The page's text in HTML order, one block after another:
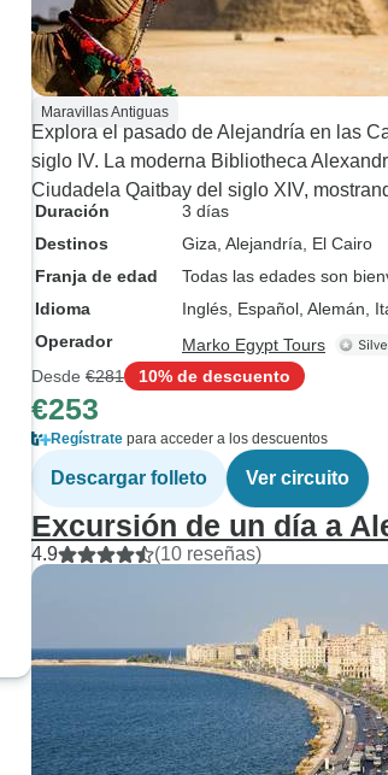
Maravillas Antiguas
Explora el pasado de Alejandría en las
siglo IV. La moderna Bibliotheca
Ciudadela Qaitbay del siglo XIV,
Duración
3 días
Destinos
Giza , Alejandría , El Cairo
Franja de edad
Todas las edades son
Idioma
Inglés, Español, Alemán,
Operador
Marko Egypt Tours
Desde €281 10% de descuento
€253
Regístrate para acceder a los descuentos
Descargar folleto Ver circuito
Excursión de un día a
4.9 (10 reseñas)